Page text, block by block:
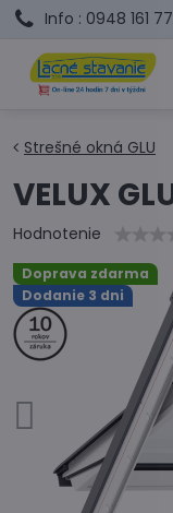
Info : 0948 161
Doprava zdarma
Dodanie 3 dni
Strešné okná GLU
VELUX
Hodnotenie